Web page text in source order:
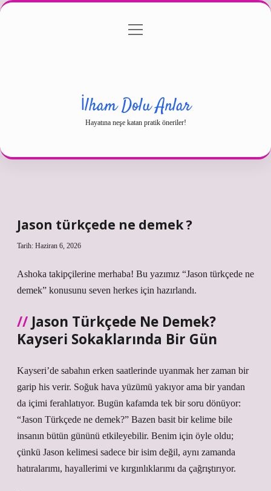
Gizlilik Politikası
menüyü
İlham Dolu Anlar
Hayatına neşe katan pratik öneriler!
Jason türkçede ne demek ?
Tarih: Haziran 6, 2026
Ashoka takipçilerine merhaba! Bu yazımız “Jason türkçede ne
demek” konusunu seven herkes için hazırlandı.
Jason Türkçede Ne Demek?
Kayseri Sokaklarında Bir Gün
Kayseri’de sabahın erken saatlerinde uyanmak her zaman bir
garip his verir. Soğuk hava yüzümü yakıyor ama bir yandan
da içimi ferahlatıyor. Bugün kafamda tek bir soru dönüyor:
“Jason Türkçede ne demek?” Bazen basit bir kelime bile
insanın bütün gününü etkileyebilir. Benim için öyle oldu;
çünkü Jason kelimesi sadece bir isim değil, aynı zamanda
hatıralarımı, hayallerimi ve kırgınlıklarımı da çağrıştırıyor.